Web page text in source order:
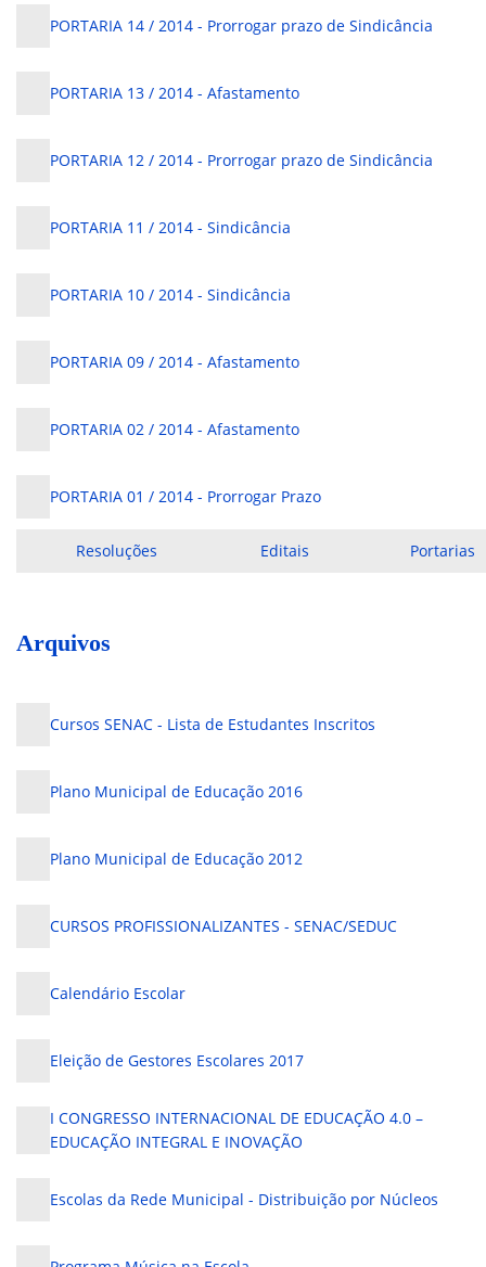
PORTARIA 14 / 2014 - Prorrogar prazo de Sindicância
PORTARIA 13 / 2014 - Afastamento
PORTARIA 12 / 2014 - Prorrogar prazo de Sindicância
PORTARIA 11 / 2014 - Sindicância
PORTARIA 10 / 2014 - Sindicância
PORTARIA 09 / 2014 - Afastamento
PORTARIA 02 / 2014 - Afastamento
PORTARIA 01 / 2014 - Prorrogar Prazo
Resoluções Editais Portarias
Arquivos
Cursos SENAC - Lista de Estudantes Inscritos
Plano Municipal de Educação 2016
Plano Municipal de Educação 2012
CURSOS PROFISSIONALIZANTES - SENAC/SEDUC
Calendário Escolar
Eleição de Gestores Escolares 2017
I CONGRESSO INTERNACIONAL DE EDUCAÇÃO 4.0 –
EDUCAÇÃO INTEGRAL E INOVAÇÃO
Escolas da Rede Municipal - Distribuição por Núcleos